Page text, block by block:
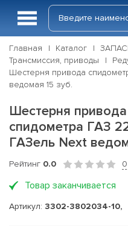
Главная Каталог
Трансмиссия, приводы
Шестерня привода
ведомая 15 зуб.
Шестерня привода
спидометра ГАЗ
ГАЗель Next
Рейтинг 0.0
Товар заканчивается
Артикул: 3302-3802034-10,